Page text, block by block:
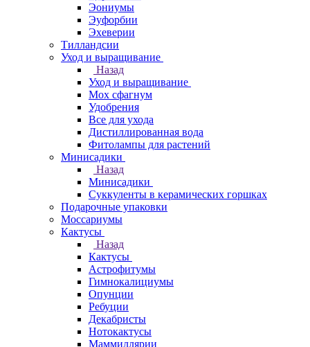
Эониумы
Эуфорбии
Эхеверии
Тилландсии
Уход и выращивание
Назад
Уход и выращивание
Мох сфагнум
Удобрения
Все для ухода
Дистиллированная вода
Фитолампы для растений
Минисадики
Назад
Минисадики
Суккуленты в керамических горшках
Подарочные упаковки
Моссариумы
Кактусы
Назад
Кактусы
Астрофитумы
Гимнокалициумы
Опунции
Ребуции
Декабристы
Нотокактусы
Маммиллярии